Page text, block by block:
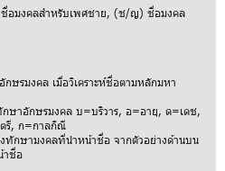
มงคลสำหรับเพศชาย, (ช/ญ) ชื่อมงคล
ษรมงคล เมื่อวิเคราะห์ชื่อตามหลักมหา
ษาอักษรมงคล บ=บริวาร, อ=อายุ, ด=เดช,
รี, ก=กาลกิณี
งทักษามงคลที่นำหน้าชื่อ จากตัวอย่างด้านบน
าชื่อ